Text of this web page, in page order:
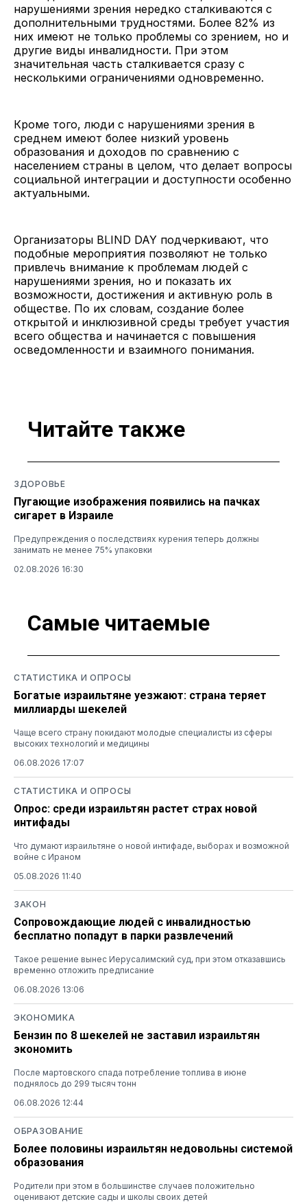
нарушениями зрения нередко сталкиваются с
дополнительными трудностями. Более 82% из
них имеют не только проблемы со зрением, но и
другие виды инвалидности. При этом
значительная часть сталкивается сразу с
несколькими ограничениями одновременно.
Кроме того, люди с нарушениями зрения в
среднем имеют более низкий уровень
образования и доходов по сравнению с
населением страны в целом, что делает вопросы
социальной интеграции и доступности особенно
актуальными.
Организаторы BLIND DAY подчеркивают, что
подобные мероприятия позволяют не только
привлечь внимание к проблемам людей с
нарушениями зрения, но и показать их
возможности, достижения и активную роль в
обществе. По их словам, создание более
открытой и инклюзивной среды требует участия
всего общества и начинается с повышения
осведомленности и взаимного понимания.
Читайте также
ЗДОРОВЬЕ
Пугающие изображения появились на пачках
сигарет в Израиле
Предупреждения о последствиях курения теперь должны
занимать не менее 75% упаковки
02.08.2026 16:30
Самые читаемые
СТАТИСТИКА И ОПРОСЫ
Богатые израильтяне уезжают: страна теряет
миллиарды шекелей
Чаще всего страну покидают молодые специалисты из сферы
высоких технологий и медицины
06.08.2026 17:07
СТАТИСТИКА И ОПРОСЫ
Опрос: среди израильтян растет страх новой
интифады
Что думают израильтяне о новой интифаде, выборах и возможной
войне с Ираном
05.08.2026 11:40
ЗАКОН
Сопровождающие людей с инвалидностью
бесплатно попадут в парки развлечений
Такое решение вынес Иерусалимский суд, при этом отказавшись
временно отложить предписание
06.08.2026 13:06
ЭКОНОМИКА
Бензин по 8 шекелей не заставил израильтян
экономить
После мартовского спада потребление топлива в июне
поднялось до 299 тысяч тонн
06.08.2026 12:44
ОБРАЗОВАНИЕ
Более половины израильтян недовольны системой
образования
Родители при этом в большинстве случаев положительно
оценивают детские сады и школы своих детей